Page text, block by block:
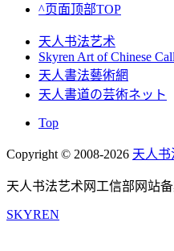
^页面顶部TOP
天人书法艺术
Skyren Art of Chinese
天人書法藝術網
天人書道の芸術ネット
Top
Copyright © 2008-2026 天人书
天人书法艺术网工信部网站备
SKYREN